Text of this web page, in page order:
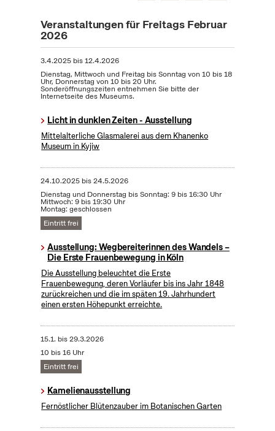
Veranstaltungen für Freitags Februar
2026
3.4.2025bis12.4.2026
Dienstag, Mittwoch und Freitag bis Sonntag von 10 bis 18
Uhr, Donnerstag von 10 bis 20 Uhr.
Sonderöffnungszeiten entnehmen Sie bitte der
Internetseite des Museums.
Licht in dunklen Zeiten - Ausstellung
Mittelalterliche Glasmalerei aus dem Khanenko
Museum in Kyjiw
24.10.2025bis24.5.2026
Dienstag und Donnerstag bis Sonntag: 9 bis 16:30 Uhr
Mittwoch: 9 bis 19:30 Uhr
Montag: geschlossen
Eintritt frei
Ausstellung: Wegbereiterinnen des Wandels –
Die Erste Frauenbewegung in Köln
Die Ausstellung beleuchtet die Erste
Frauenbewegung, deren Vorläufer bis ins Jahr 1848
zurückreichen und die im späten 19. Jahrhundert
einen ersten Höhepunkt erreichte.
15.1. bis29.3.2026
10 bis 16 Uhr
Eintritt frei
Kamelienausstellung
Fernöstlicher Blütenzauber im Botanischen Garten